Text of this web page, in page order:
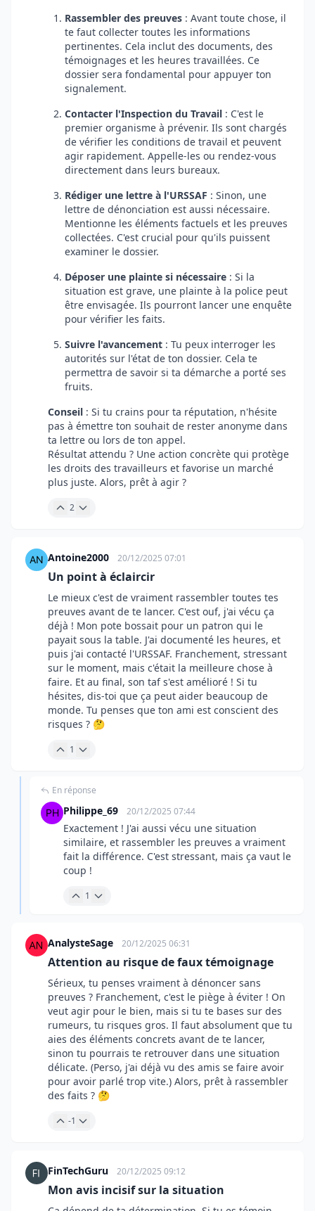
Rassembler des preuves : Avant toute chose, il
te faut collecter toutes les informations
pertinentes. Cela inclut des documents, des
témoignages et les heures travaillées. Ce
dossier sera fondamental pour appuyer ton
signalement.
Contacter l'Inspection du Travail : C'est le
premier organisme à prévenir. Ils sont chargés
de vérifier les conditions de travail et peuvent
agir rapidement. Appelle-les ou rendez-vous
directement dans leurs bureaux.
Rédiger une lettre à l'URSSAF : Sinon, une
lettre de dénonciation est aussi nécessaire.
Mentionne les éléments factuels et les preuves
collectées. C'est crucial pour qu'ils puissent
examiner le dossier.
Déposer une plainte si nécessaire : Si la
situation est grave, une plainte à la police peut
être envisagée. Ils pourront lancer une enquête
pour vérifier les faits.
Suivre l'avancement : Tu peux interroger les
autorités sur l'état de ton dossier. Cela te
permettra de savoir si ta démarche a porté ses
fruits.
Conseil : Si tu crains pour ta réputation, n'hésite
pas à émettre ton souhait de rester anonyme dans
ta lettre ou lors de ton appel.
Résultat attendu ? Une action concrète qui protège
les droits des travailleurs et favorise un marché
plus juste. Alors, prêt à agir ?
2
Antoine2000 20/12/2025 07:01
Un point à éclaircir
Le mieux c'est de vraiment rassembler toutes tes
preuves avant de te lancer. C'est ouf, j'ai vécu ça
déjà ! Mon pote bossait pour un patron qui le
payait sous la table. J'ai documenté les heures, et
puis j'ai contacté l'URSSAF. Franchement, stressant
sur le moment, mais c'était la meilleure chose à
faire. Et au final, son taf s'est amélioré ! Si tu
hésites, dis-toi que ça peut aider beaucoup de
monde. Tu penses que ton ami est conscient des
risques ? 🤔
1
En réponse
Philippe_69 20/12/2025 07:44
Exactement ! J'ai aussi vécu une situation
similaire, et rassembler les preuves a vraiment
fait la différence. C'est stressant, mais ça vaut le
coup !
1
AnalysteSage 20/12/2025 06:31
Attention au risque de faux témoignage
Sérieux, tu penses vraiment à dénoncer sans
preuves ? Franchement, c'est le piège à éviter ! On
veut agir pour le bien, mais si tu te bases sur des
rumeurs, tu risques gros. Il faut absolument que tu
aies des éléments concrets avant de te lancer,
sinon tu pourrais te retrouver dans une situation
délicate. (Perso, j'ai déjà vu des amis se faire avoir
pour avoir parlé trop vite.) Alors, prêt à rassembler
des faits ? 🤔
-1
FinTechGuru 20/12/2025 09:12
Mon avis incisif sur la situation